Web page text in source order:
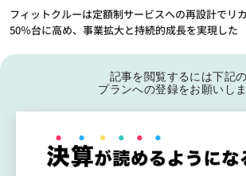
フィットクルーは定額制サービスへの再設計でリ
50％台に高め、事業拡大と持続的成長を実現した
記事を閲覧するには下記の
プランへの登録をお願いし